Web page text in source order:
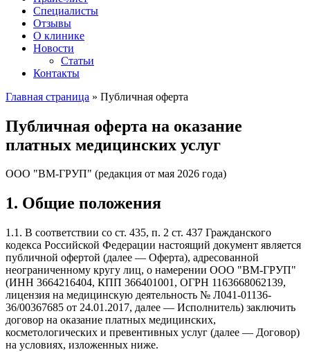
Специалисты
Отзывы
О клинике
Новости
Статьи
Контакты
Главная страница » Публичная оферта
Публичная оферта на оказание
платных медицинских услуг
ООО "ВМ-ГРУП" (редакция от мая 2026 года)
1. Общие положения
1.1. В соответствии со ст. 435, п. 2 ст. 437 Гражданского
кодекса Российской Федерации настоящий документ является
публичной офертой (далее — Оферта), адресованной
неограниченному кругу лиц, о намерении ООО "ВМ-ГРУП"
(ИНН 3664216404, КПП 366401001, ОГРН 1163668062139,
лицензия на медицинскую деятельность № Л041-01136-
36/00367685 от 24.01.2017, далее — Исполнитель) заключить
договор на оказание платных медицинских,
косметологических и превентивных услуг (далее — Договор)
на условиях, изложенных ниже.